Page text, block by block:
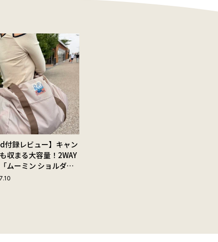
付録レビュー】キャン
収まる大容量！2WAY
ムーミン ショルダー
プ付きボストンバッ